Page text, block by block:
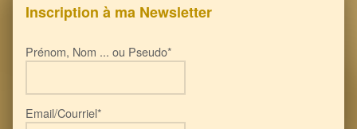
Inscription à ma Newsletter
Prénom, Nom ... ou Pseudo*
Email/Courriel*